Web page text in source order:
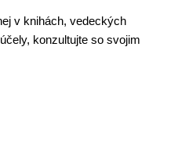
v knihách, vedeckých
konzultujte so svojim